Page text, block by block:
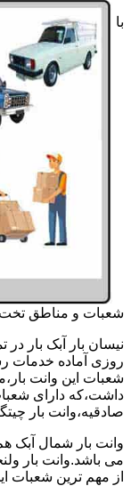
با
شعبات و مناطق تخت
نیسان بار آبک بار
روزی آماده خدمات
شعبات این وانت
داشت،که دارای
صادقیه،وانت بار
وانت بار شمال آبک
می باشد.وانت بار
از مهم ترین شعبات